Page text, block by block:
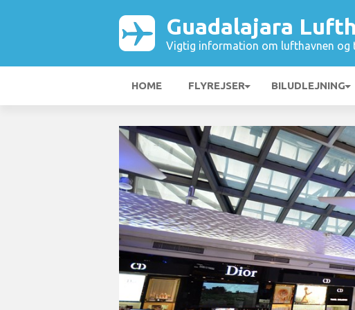
Guadalajara
Vigtig information om lufthavnen og
HOME FLYREJSER BILUDLEJNING